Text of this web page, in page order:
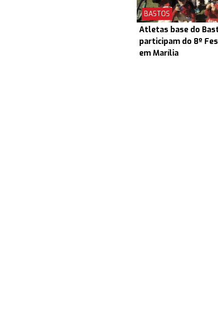
BASTOS
Atletas base do
participam do 8º
em Marília